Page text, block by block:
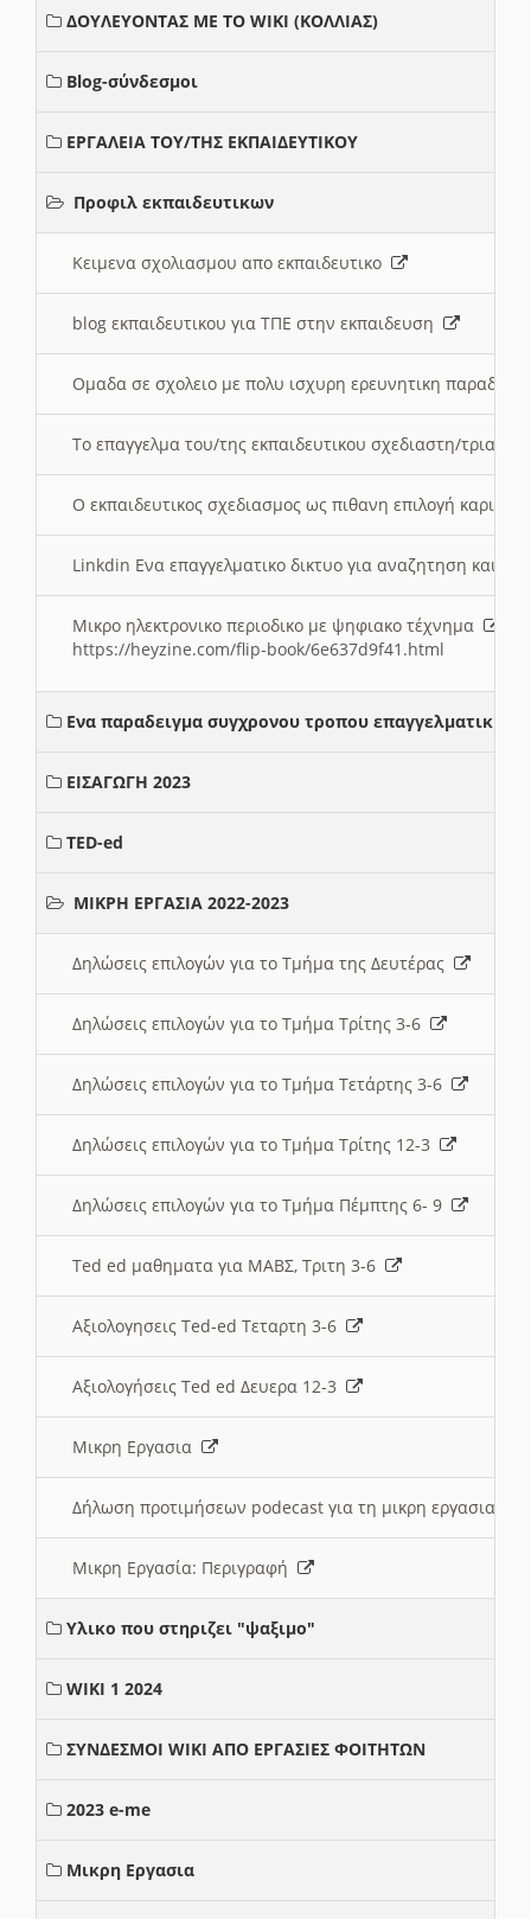
ΔΟΥΛΕΥΟΝΤΑΣ ΜΕ ΤΟ WIKI (ΚΟΛΛΙΑΣ)
Blog-σύνδεσμοι
ΕΡΓΑΛΕΙΑ ΤΟΥ/ΤΗΣ ΕΚΠΑΙΔΕΥΤΙΚΟΥ
Προφιλ εκπαιδευτικων
Κειμενα σχολιασμου απο εκπαιδευτικο
blog εκπαιδευτικου για ΤΠΕ στην εκπαιδευση
Ομαδα σε σχολειο με πολυ ισχυρη ερευνητικη
Το επαγγελμα του/της εκπαιδευτικου σχεδιαστη/τριας
Ο εκπαιδευτικος σχεδιασμος ως πιθανη επιλογή
Linkdin Ενα επαγγελματικο δικτυο για αναζητηση και
Μικρο ηλεκτρονικο περιοδικο με ψηφιακο τέχνημα
https://heyzine.com/flip-book/6e637d9f41.html
Ενα παραδειγμα συγχρονου τροπου επαγγελματικης
ΕΙΣΑΓΩΓΗ 2023
TED-ed
ΜΙΚΡΗ ΕΡΓΑΣΙΑ 2022-2023
Δηλώσεις επιλογών για το Τμήμα της Δευτέρας
Δηλώσεις επιλογών για το Τμήμα Τρίτης 3-6
Δηλώσεις επιλογών για το Τμήμα Τετάρτης 3-6
Δηλώσεις επιλογών για το Τμήμα Τρίτης 12-3
Δηλώσεις επιλογών για το Τμήμα Πέμπτης 6- 9
Ted ed μαθηματα για ΜΑΒΣ, Τριτη 3-6
Αξιολογησεις Ted-ed Τεταρτη 3-6
Αξιολογήσεις Ted ed Δευερα 12-3
Μικρη Εργασια
Δήλωση προτιμήσεων podecast για τη μικρη εργασια
Μικρη Εργασία: Περιγραφή
Υλικο που στηριζει "ψαξιμο"
WIKI 1 2024
ΣΥΝΔΕΣΜΟΙ WIKI ΑΠΟ ΕΡΓΑΣΙΕΣ ΦΟΙΤΗΤΩΝ
2023 e-me
Μικρη Εργασια